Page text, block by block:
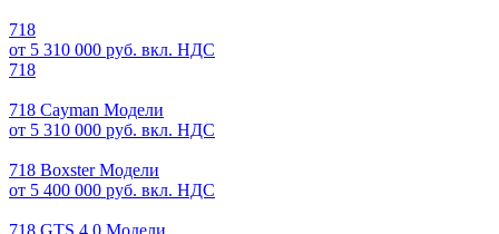
718
от 5 310 000 руб. вкл. НДС
718
718 Cayman Модели
от 5 310 000 руб. вкл. НДС
718 Boxster Модели
от 5 400 000 руб. вкл. НДС
718 GTS 4.0 Модели